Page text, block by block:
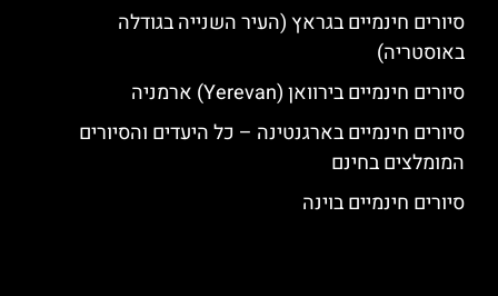
סיורים חינמיים בגראץ (העיר השנייה בגודלה
באוסטריה)
סיורים חינמיים בירוואן (Yerevan) ארמניה
סיורים חינמיים בארגנטינה – כל היעדים והסיורים
המומלצים בחינם
סיורים חינמיים בוינה